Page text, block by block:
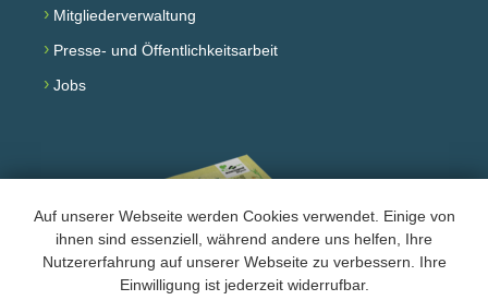
Auf unserer Webseite werden Cookies verwendet. Einige von
ihnen sind essenziell, während andere uns helfen, Ihre
Nutzererfahrung auf unserer Webseite zu verbessern. Ihre
Einwilligung ist jederzeit widerrufbar.
› Mitgliederverwaltung
› Presse- und Öffentlichkeitsarbeit
› Jobs